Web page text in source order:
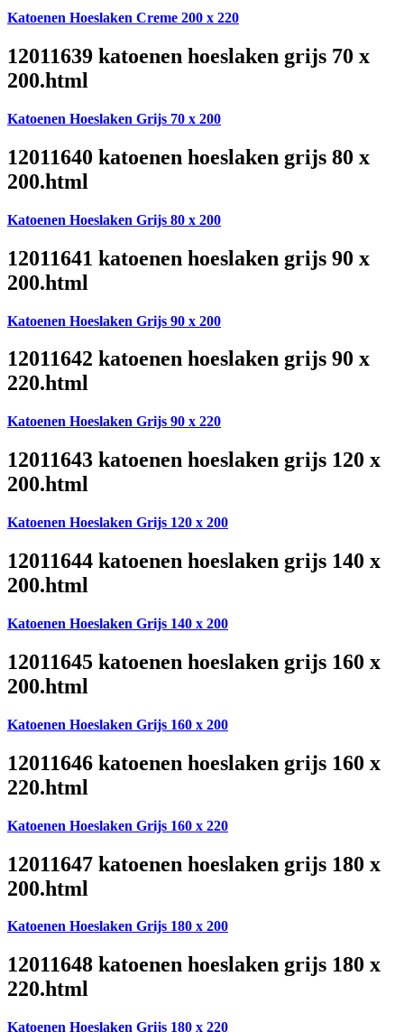
Katoenen Hoeslaken Creme 200 x 220
12011639 katoenen hoeslaken grijs 70 x
200.html
Katoenen Hoeslaken Grijs 70 x 200
12011640 katoenen hoeslaken grijs 80 x
200.html
Katoenen Hoeslaken Grijs 80 x 200
12011641 katoenen hoeslaken grijs 90 x
200.html
Katoenen Hoeslaken Grijs 90 x 200
12011642 katoenen hoeslaken grijs 90 x
220.html
Katoenen Hoeslaken Grijs 90 x 220
12011643 katoenen hoeslaken grijs 120 x
200.html
Katoenen Hoeslaken Grijs 120 x 200
12011644 katoenen hoeslaken grijs 140 x
200.html
Katoenen Hoeslaken Grijs 140 x 200
12011645 katoenen hoeslaken grijs 160 x
200.html
Katoenen Hoeslaken Grijs 160 x 200
12011646 katoenen hoeslaken grijs 160 x
220.html
Katoenen Hoeslaken Grijs 160 x 220
12011647 katoenen hoeslaken grijs 180 x
200.html
Katoenen Hoeslaken Grijs 180 x 200
12011648 katoenen hoeslaken grijs 180 x
220.html
Katoenen Hoeslaken Grijs 180 x 220